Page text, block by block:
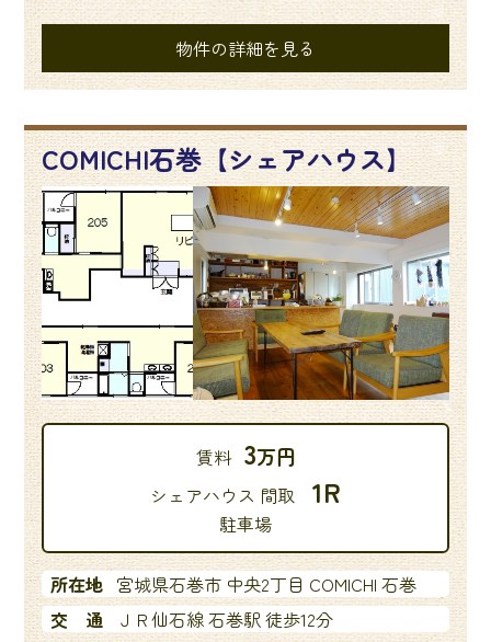
物件の詳細を見る
COMICHI石巻【シェアハウス】
賃料 3万円
シェアハウス 間取 1R
駐車場
所在地 宮城県石巻市 中央2丁目 COMICHI 石巻
交 通
ＪＲ仙石線 石巻駅 徒歩12分